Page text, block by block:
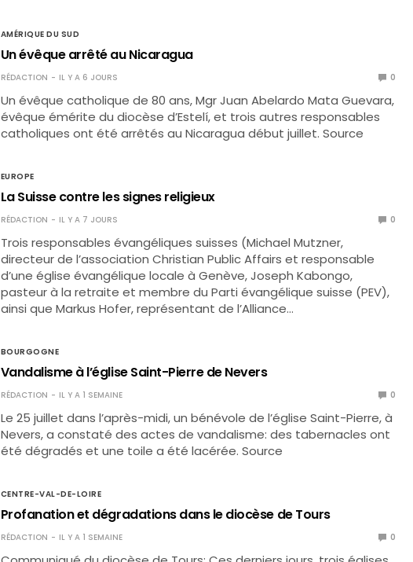
AMÉRIQUE DU SUD
Un évêque arrêté au Nicaragua
RÉDACTION IL Y A 6 JOURS 0
Un évêque catholique de 80 ans, Mgr Juan Abelardo Mata Guevara,
évêque émérite du diocèse d’Estelí, et trois autres responsables
catholiques ont été arrêtés au Nicaragua début juillet. Source
EUROPE
La Suisse contre les signes religieux
RÉDACTION IL Y A 7 JOURS 0
Trois responsables évangéliques suisses (Michael Mutzner,
directeur de l’association Christian Public Affairs et responsable
d’une église évangélique locale à Genève, Joseph Kabongo,
pasteur à la retraite et membre du Parti évangélique suisse (PEV),
ainsi que Markus Hofer, représentant de l’Alliance…
BOURGOGNE
Vandalisme à l’église Saint-Pierre de Nevers
RÉDACTION IL Y A 1 SEMAINE 0
Le 25 juillet dans l’après-midi, un bénévole de l’église Saint-Pierre, à
Nevers, a constaté des actes de vandalisme: des tabernacles ont
été dégradés et une toile a été lacérée. Source
CENTRE-VAL-DE-LOIRE
Profanation et dégradations dans le diocèse de Tours
RÉDACTION IL Y A 1 SEMAINE 0